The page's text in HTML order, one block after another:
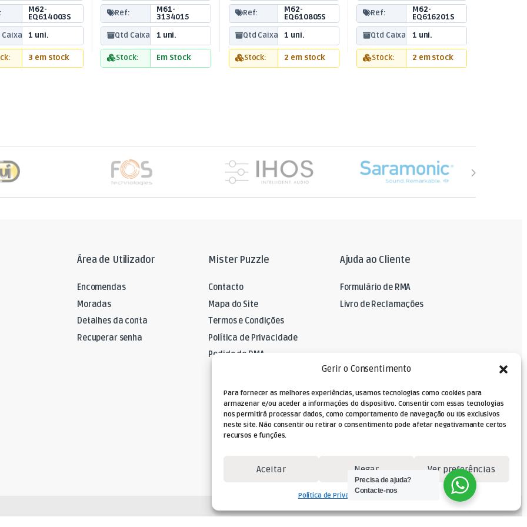
Gerir o Consentimento
Para fornecer as melhores experiências, usamos tecnologias como cookies para
armazenar e/ou aceder a informações do dispositivo. Consentir com essas tecnologias
nos permitirá processar dados, como comportamento de navegação ou IDs exclusivos
neste site. Não consentir ou retirar o consentimento pode afetar negativamante certos
recursos e funções.
Aceitar Negar Ver preferências
Política de PrivacidadeTermos e Condições
M62-
EQ614003S
1 uni.
3 em stock
Ref:
M61-
3134015
Qtd Caixa:
1 uni.
Stock: Em Stock
Ref:
M62-
EQ610805S
Qtd Caixa:
1 uni.
Stock: 2 em stock
Ref:
M62-
EQ616201S
Qtd Caixa:
1 uni.
Stock: 2 em stock
Área de Utilizador
Encomendas
Moradas
Detalhes da conta
Recuperar senha
Mister Puzzle
Contacto
Mapa do Site
Termos e Condições
Política de Privacidade
Pedido de RMA
Ajuda ao Cliente
Formulário de RMA
Livro de Reclamações
Precisa de ajuda?
Contacte-nos